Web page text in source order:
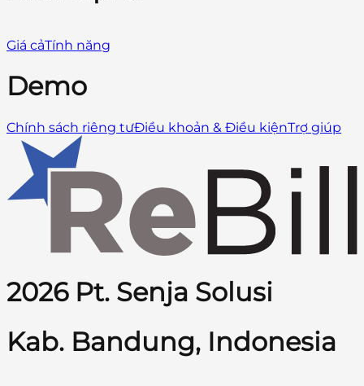
Giá cảTính năng
Demo
Chính sách riêng tưĐiều khoản & Điều kiệnTrợ giúp
2026 Pt. Senja Solusi
Kab. Bandung, Indonesia